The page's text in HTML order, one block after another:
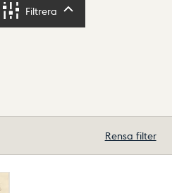
Filtrera
Rensa filter